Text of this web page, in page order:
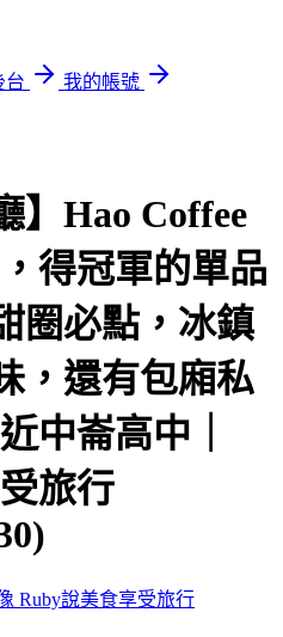
台
我的帳號
】Hao Coffee
得冠軍的單品
圈必點，冰鎮
，還有包廂私
中崙高中｜
旅行
Ruby說美食享受旅行